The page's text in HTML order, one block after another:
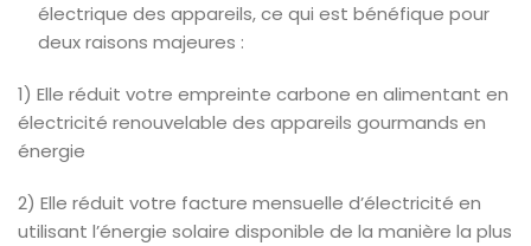
électrique des appareils, ce qui est bénéfique pour
deux raisons majeures :
1) Elle réduit votre empreinte carbone en alimentant en
électricité renouvelable des appareils gourmands en
énergie
2) Elle réduit votre facture mensuelle d’électricité en
utilisant l’énergie solaire disponible de la manière la plus